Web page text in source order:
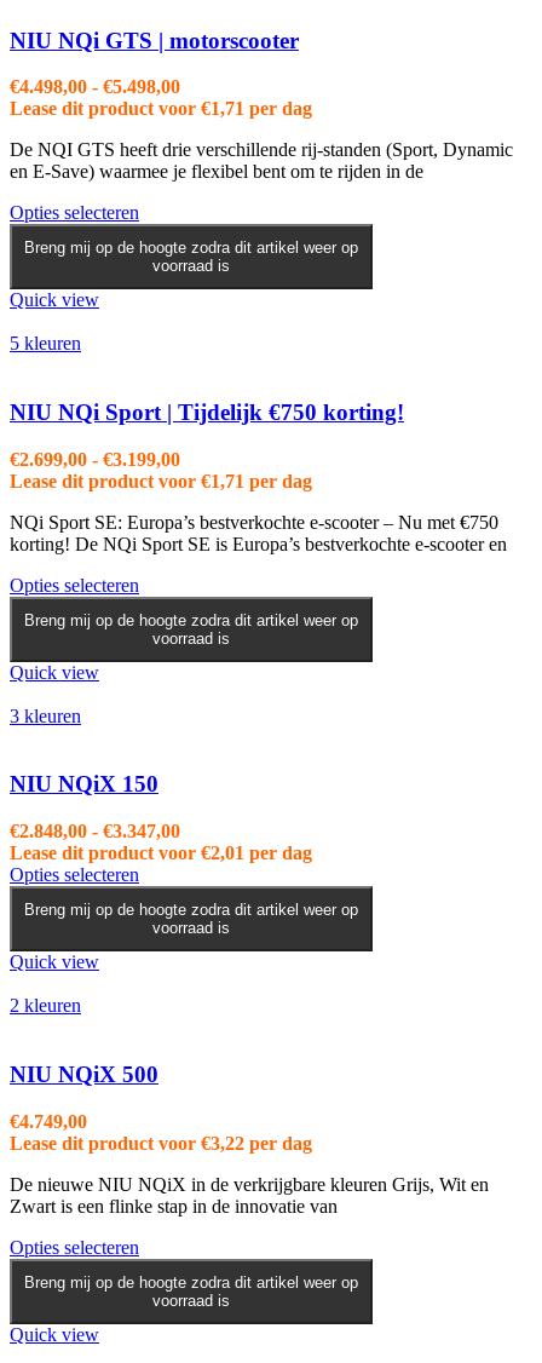
NIU NQi GTS | motorscooter
€4.498,00 - €5.498,00Prijsklasse:
€4.498,00
€5.498,00
Lease dit product voor €1,71 per dag
De NQI GTS heeft drie verschillende rij-standen (Sport, Dynamic
en E-Save) waarmee je flexibel bent om te rijden in de
Opties selecteren
product
heeft
meerdere
worden
op
de
productpagina
Breng mij op de hoogte zodra dit artikel weer op
voorraad is
Quick view
5 kleuren
NIU NQi Sport | Tijdelijk €750 korting!
€2.699,00 - €3.199,00Prijsklasse:
€2.699,00
€3.199,00
Lease dit product voor €1,71 per dag
NQi Sport SE: Europa’s bestverkochte e-scooter – Nu met €750
korting! De NQi Sport SE is Europa’s bestverkochte e-scooter en
Opties selecteren
product
heeft
meerdere
worden
de
productpagina
Breng mij op de hoogte zodra dit artikel weer op
voorraad is
Quick view
3 kleuren
NIU NQiX 150
€2.848,00 - €3.347,00Prijsklasse:
€2.848,00
€3.347,00
Lease dit product voor €2,01 per dag
Opties selecteren
product
heeft
meerdere
worden
op
productpagina
Breng mij op de hoogte zodra dit artikel weer op
voorraad is
Quick view
2 kleuren
NIU NQiX 500
€4.749,00
Lease dit product voor €3,22 per dag
De nieuwe NIU NQiX in de verkrijgbare kleuren Grijs, Wit en
Zwart is een flinke stap in de innovatie van
Opties selecteren
product
heeft
meerdere
Breng mij op de hoogte zodra dit artikel weer op
voorraad is
Quick view